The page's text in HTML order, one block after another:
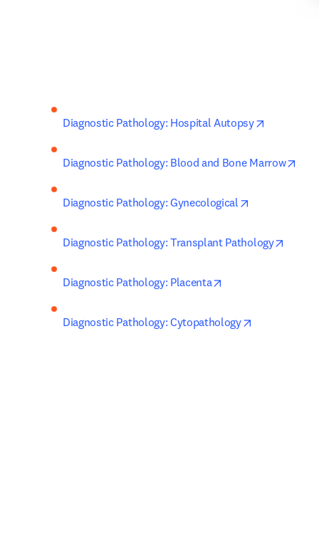
Diagnostic Pathology: Hospital Autopsy
Diagnostic Pathology: Blood and Bone Marrow
Diagnostic Pathology: Gynecological
Diagnostic Pathology: Transplant Pathology
Diagnostic Pathology: Placenta
Diagnostic Pathology: Cytopathology